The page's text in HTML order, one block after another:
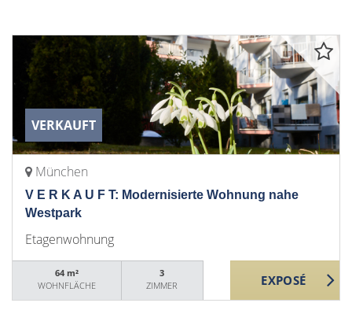
VERKAUFT
München
V E R K A U F T: Modernisierte Wohnung nahe
Westpark
Etagenwohnung
64 m²
WOHNFLÄCHE
3
ZIMMER